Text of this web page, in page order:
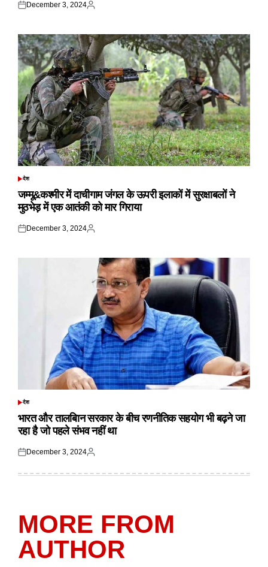
Posted
December 3, 2024
Posted
POSTED
देश
जम्मू&कश्मीर में दाचीगाम जंगल के ऊपरी इलाकों में सुरक्षाबलों ने
मुठभेड़ में एक आतंकी को मार गिराया
Posted
December 3, 2024
Posted
POSTED
देश
भारत और तालबिान सरकार के बीच रणनीतिक सहयोग भी बढ़ने जा
रहा है जो पहले संभव नहीं था
Posted
December 3, 2024
Posted
MORE FROM
AUTHOR